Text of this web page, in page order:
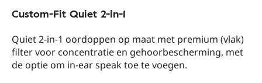
Custom-Fit Quiet 2-in-1
Quiet 2-in-1 oordoppen op maat met premium (vlak)
filter voor concentratie en gehoorbescherming, met
de optie om in-ear speak toe te voegen.